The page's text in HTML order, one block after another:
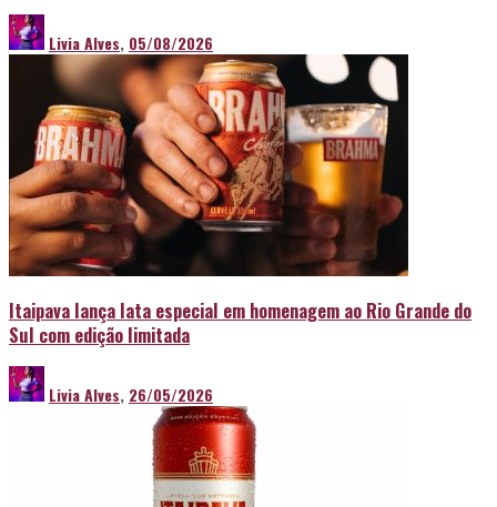
Livia Alves, 05/08/2026
Itaipava lança lata especial em homenagem ao Rio Grande do
Sul com edição limitada
Livia Alves, 26/05/2026